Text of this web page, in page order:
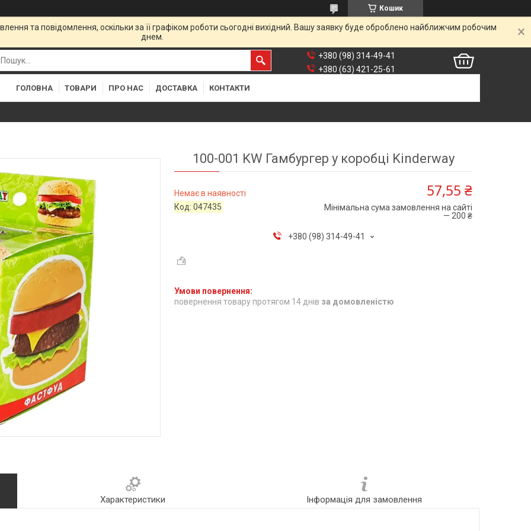
Кошик
та повідомлення, оскільки за її графіком роботи сьогодні вихідний. Вашу заявку буде оброблено найближчим робочим
днем.
+380 (98) 314-49-41
+380 (63) 421-25-61
ГОЛОВНА ТОВАРИ ПРО НАС ДОСТАВКА КОНТАКТИ
100-001 KW Гамбургер у коробці Kinderway
Немає в наявності
Код:047435
57,55 ₴
Мінімальна сума замовлення на сайті
— 200 ₴
+380 (98) 314-49-41
повернення товару протягом 14 днів за домовленістю
Характеристики Інформація для замовлення